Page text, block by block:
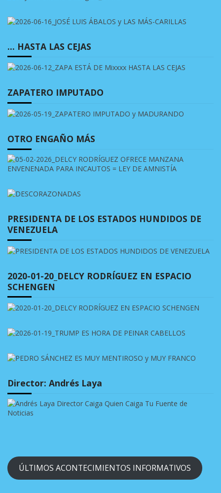
… HASTA LAS CEJAS
ZAPATERO IMPUTADO
OTRO ENGAÑO MÁS
PRESIDENTA DE LOS ESTADOS HUNDIDOS DE
VENEZUELA
2020-01-20_DELCY RODRÍGUEZ EN ESPACIO
SCHENGEN
Director: Andrés Laya
ÚLTIMOS ACONTECIMIENTOS INFORMATIVOS